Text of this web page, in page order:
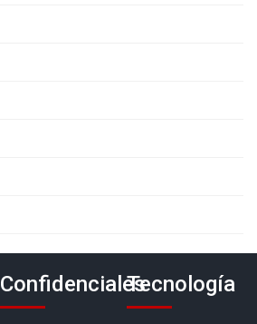
ConfidencialesTecnología